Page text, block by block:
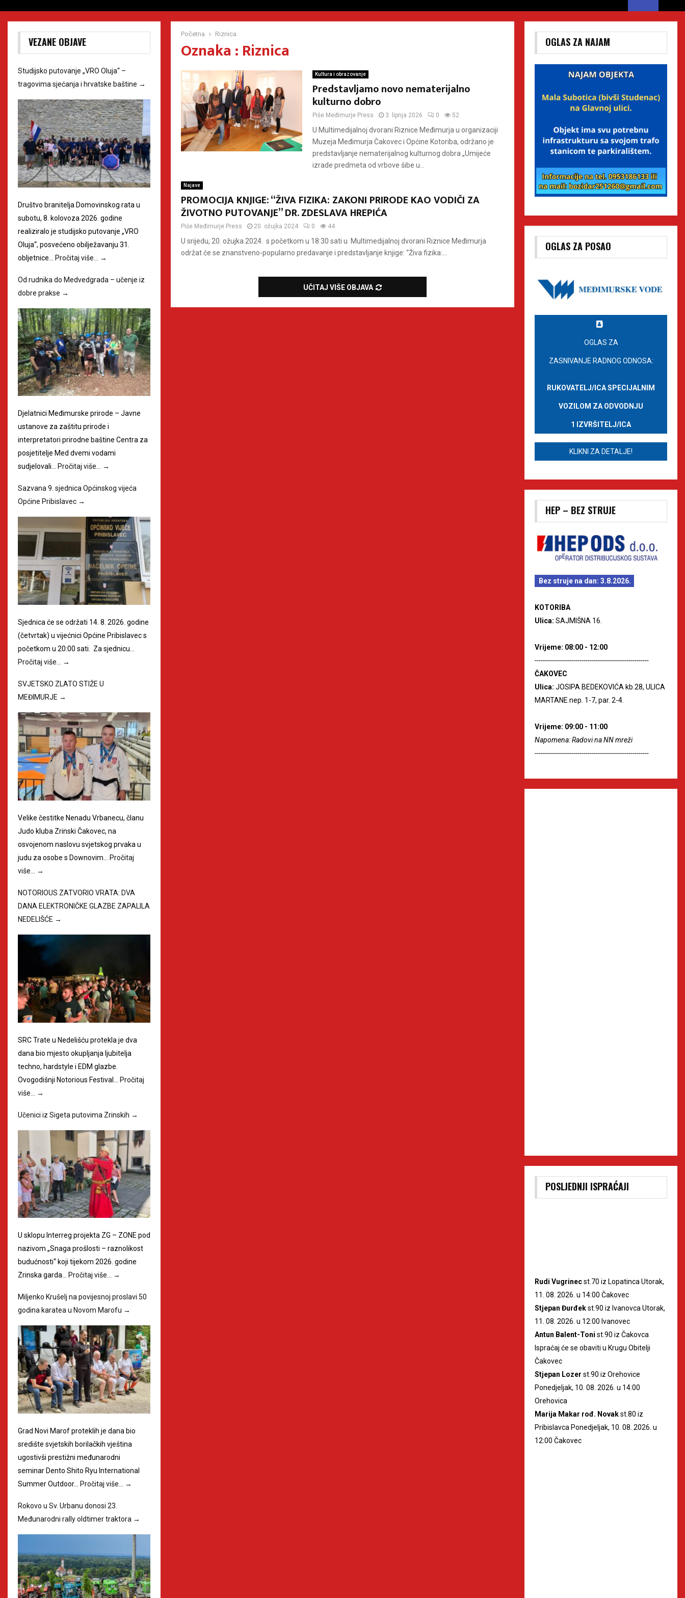
Početna Riznica
Oznaka : Riznica
Kultura i obrazovanje
Predstavljamo novo nematerijalno
kulturno dobro
Piše Međimurje Press 3. lipnja 2026 0 52
U Multimedijalnoj dvorani Riznice Međimurja u organizaciji
Muzeja Međimurja Čakovec i Općine Kotoriba, održano je
predstavljanje nematerijalnog kulturnog dobra „Umijeće
izrade predmeta od vrbove šibe u...
Najave
PROMOCIJA KNJIGE: “ŽIVA FIZIKA: ZAKONI PRIRODE KAO VODIČI ZA
ŽIVOTNO PUTOVANJE” DR. ZDESLAVA HREPIĆA
Piše Međimurje Press 20. ožujka 2024 0 44
U srijedu, 20. ožujka 2024. s početkom u 18:30 sati u Multimedijalnoj dvorani Riznice Međimurja
održat će se znanstveno-popularno predavanje i predstavljanje knjige: “Živa fizika:...
UČITAJ VIŠE OBJAVA
VEZANE OBJAVE
Studijsko putovanje „VRO Oluja“ –
tragovima sjećanja i hrvatske baštine →
Društvo branitelja Domovinskog rata u
subotu, 8. kolovoza 2026. godine
realiziralo je studijsko putovanje „VRO
Oluja“, posvećeno obilježavanju 31.
obljetnice…
Pročitaj više… →
Od rudnika do Medvedgrada – učenje iz
dobre prakse →
Djelatnici Međimurske prirode – Javne
ustanove za zaštitu prirode i
interpretatori prirodne baštine Centra za
posjetitelje Med dvemi vodami
sudjelovali… Pročitaj više… →
Sazvana 9. sjednica Općinskog vijeća
Općine Pribislavec →
Sjednica će se održati 14. 8. 2026. godine
(četvrtak) u vijećnici Općine Pribislavec s
početkom u 20:00 sati. Za sjednicu…
Pročitaj više…
→
SVJETSKO ZLATO STIŽE U
MEĐIMURJE →
Velike čestitke Nenadu Vrbanecu, članu
Judo kluba Zrinski Čakovec, na
osvojenom naslovu svjetskog prvaka u
judu za osobe s Downovim…
Pročitaj
više…
→
NOTORIOUS ZATVORIO VRATA: DVA
DANA ELEKTRONIČKE GLAZBE ZAPALILA
NEDELIŠĆE →
SRC Trate u Nedelišću protekla je dva
dana bio mjesto okupljanja ljubitelja
techno, hardstyle i EDM glazbe.
Ovogodišnji Notorious Festival… Pročitaj
više…
→
Učenici iz Sigeta putovima Zrinskih →
U sklopu Interreg projekta ZG – ZONE pod
nazivom „Snaga prošlosti – raznolikost
budućnosti“ koji tijekom 2026. godine
Zrinska garda… Pročitaj više… →
Miljenko Krušelj na povijesnoj proslavi 50
godina karatea u Novom Marofu →
Grad Novi Marof proteklih je dana bio
središte svjetskih borilačkih vještina
ugostivši prestižni međunarodni
seminar Dento Shito Ryu International
Summer Outdoor…
Pročitaj više… →
Rokovo u Sv. Urbanu donosi 23.
Međunarodni rally oldtimer traktora →
OGLAS ZA NAJAM
OGLAS ZA POSAO
OGLAS ZA
ZASNIVANJE RADNOG ODNOSA:
RUKOVATELJ/ICA SPECIJALNIM
VOZILOM ZA ODVODNJU
1 IZVRŠITELJ/ICA
KLIKNI ZA DETALJE!
HEP – BEZ STRUJE
Bez struje na dan: 3.8.2026.
KOTORIBA
Ulica: SAJMIŠNA 16.
Vrijeme: 08:00 - 12:00
--------------------------------------------------------
ČAKOVEC
Ulica: JOSIPA BEDEKOVIĆA kb.28, ULICA
MARTANE nep. 1-7, par. 2-4.
Vrijeme: 09:00 - 11:00
Napomena: Radovi na NN mreži
--------------------------------------------------------
POSLJEDNJI ISPRAĆAJI
Rudi Vugrinecst.70 iz Lopatinca Utorak,
11. 08. 2026. u 14:00 Čakovec
Stjepan Đurđekst.90 iz Ivanovca Utorak,
11. 08. 2026. u 12:00 Ivanovec
Antun Balent-Toni st.90 iz Čakovca
Ispraćaj će se obaviti u Krugu Obitelji
Čakovec
Stjepan Lozer st.90 iz Orehovice
Ponedjeljak, 10. 08. 2026. u 14:00
Orehovica
Marija Makar rođ. Novakst.80 iz
Pribislavca Ponedjeljak, 10. 08. 2026. u
12:00 Čakovec